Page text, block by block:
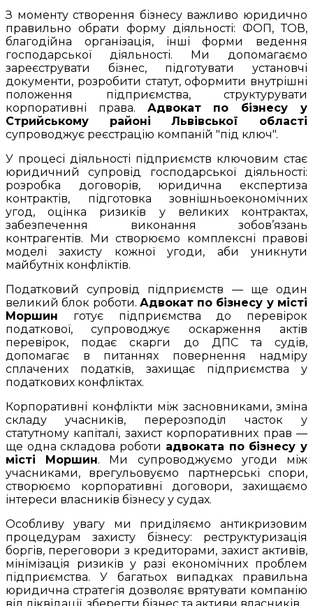
З моменту створення бізнесу важливо юридично
правильно обрати форму діяльності: ФОП, ТОВ,
благодійна організація, інші форми ведення
господарської діяльності. Ми допомагаємо
зареєструвати бізнес, підготувати установчі
документи, розробити статут, оформити внутрішні
положення підприємства, структурувати
корпоративні права. Адвокат по бізнесу у
Стрийському районі Львівської області
супроводжує реєстрацію компаній "під ключ".
У процесі діяльності підприємств ключовим стає
юридичний супровід господарської діяльності:
розробка договорів, юридична експертиза
контрактів, підготовка зовнішньоекономічних
угод, оцінка ризиків у великих контрактах,
забезпечення виконання зобов’язань
контрагентів. Ми створюємо комплексні правові
моделі захисту кожної угоди, аби уникнути
майбутніх конфліктів.
Податковий супровід підприємств — ще один
великий блок роботи. Адвокат по бізнесу у місті
Моршин готує підприємства до перевірок
податкової, супроводжує оскарження актів
перевірок, подає скарги до ДПС та судів,
допомагає в питаннях повернення надміру
сплачених податків, захищає підприємства у
податкових конфліктах.
Корпоративні конфлікти між засновниками, зміна
складу учасників, перерозподіл часток у
статутному капіталі, захист корпоративних прав —
ще одна складова роботи адвоката по бізнесу у
місті Моршин. Ми супроводжуємо угоди між
учасниками, врегульовуємо партнерські спори,
створюємо корпоративні договори, захищаємо
інтереси власників бізнесу у судах.
Особливу увагу ми приділяємо антикризовим
процедурам захисту бізнесу: реструктуризація
боргів, переговори з кредиторами, захист активів,
мінімізація ризиків у разі економічних проблем
підприємства. У багатьох випадках правильна
юридична стратегія дозволяє врятувати компанію
від ліквідації, зберегти бізнес та активи власників.